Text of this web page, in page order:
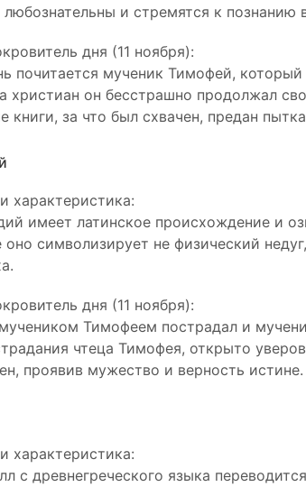
любознательны и стремятся к познанию
дня (11 ноября):
почитается мученик Тимофей,
христиан он бесстрашно продолжал
книги, за что был схвачен, предан
характеристика:
имеет латинское происхождение и
оно символизирует не физический
дня (11 ноября):
Тимофеем пострадал и
чтеца Тимофея, открыто
проявив мужество и верность истине.
характеристика:
с древнегреческого языка